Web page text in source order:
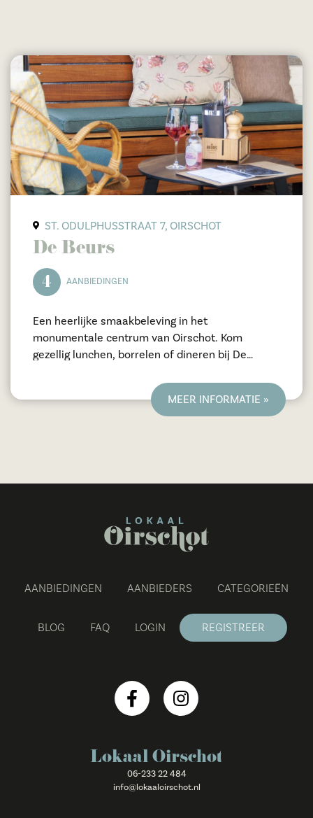
ST. ODULPHUSSTRAAT 7, OIRSCHOT
De Beurs
4 AANBIEDINGEN
Een heerlijke smaakbeleving in het
monumentale centrum van Oirschot. Kom
gezellig lunchen, borrelen of dineren bij De
MEER INFORMATIE »
AANBIEDINGEN AANBIEDERS CATEGORIEËN
BLOG FAQ LOGIN REGISTREER
Lokaal Oirschot
06-233 22 484
info@lokaaloirschot.nl